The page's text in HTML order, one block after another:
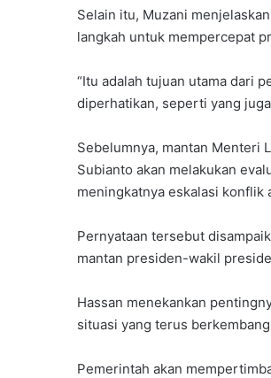
Selain itu, Muzani
langkah untuk mempercepat
“Itu adalah tujuan utama dari
diperhatikan, seperti yang
Sebelumnya, mantan Menteri
Subianto akan melakukan
meningkatnya eskalasi konflik
Pernyataan tersebut
mantan presiden-wakil
Hassan menekankan
situasi yang terus
Pemerintah akan